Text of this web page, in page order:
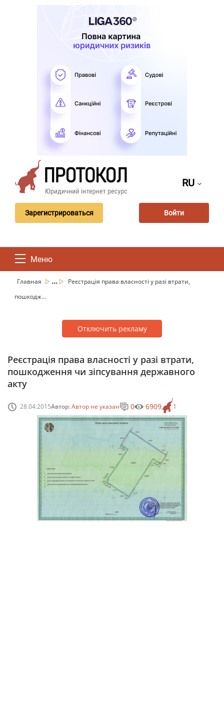
RU
Зарегистрироваться Войти
Меню
Главная ...
Реєстрація права власності у разі втрати,
пошкодж...
Отключить рекламу
Реєстрація права власності у разі втрати,
пошкодження чи зіпсування державного
акту
28.04.2015Автор:Автор не указан 1
0 6909